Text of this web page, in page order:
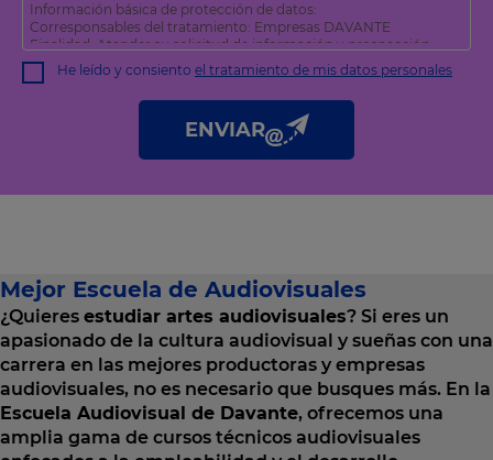
Información básica de protección de datos:
Corresponsables del tratamiento: Empresas DAVANTE
Finalidad: Atender su solicitud de información y prospección
comercial
Derechos: Puede acceder, rectificar y suprimir sus datos, así
como otros derechos tal y como se explica en nuestra
He leído y consiento el tratamiento de mis datos personales
ENVIAR
Mejor Escuela de Audiovisuales
¿Quieres estudiar artes audiovisuales? Si eres un
apasionado de la cultura audiovisual y sueñas con una
carrera en las mejores productoras y empresas
audiovisuales, no es necesario que busques más. En la
Escuela Audiovisual de Davante, ofrecemos una
amplia gama de cursos técnicos audiovisuales